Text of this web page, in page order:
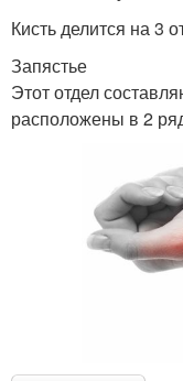
Кисть делится на 3
Запястье
Этот отдел
расположены в 2